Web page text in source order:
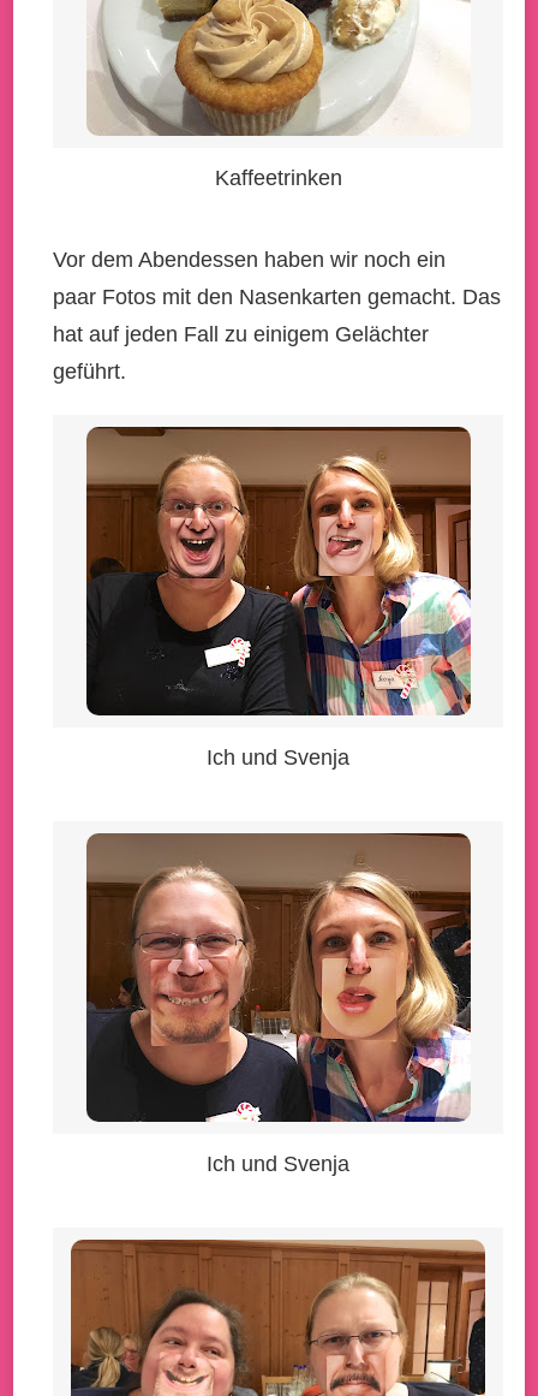
Kaffeetrinken
Vor dem Abendessen haben wir noch ein
paar Fotos mit den Nasenkarten gemacht. Das
hat auf jeden Fall zu einigem Gelächter
geführt.
Ich und Svenja
Ich und Svenja